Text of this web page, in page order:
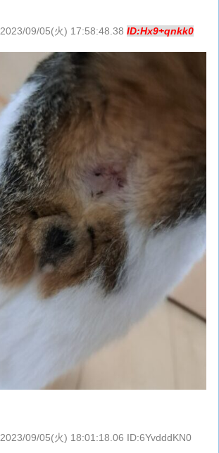
2023/09/05(火) 17:58:48.38 ID:Hx9+qnkk0
2023/09/05(火) 18:01:18.06 ID:6YvdddKN0